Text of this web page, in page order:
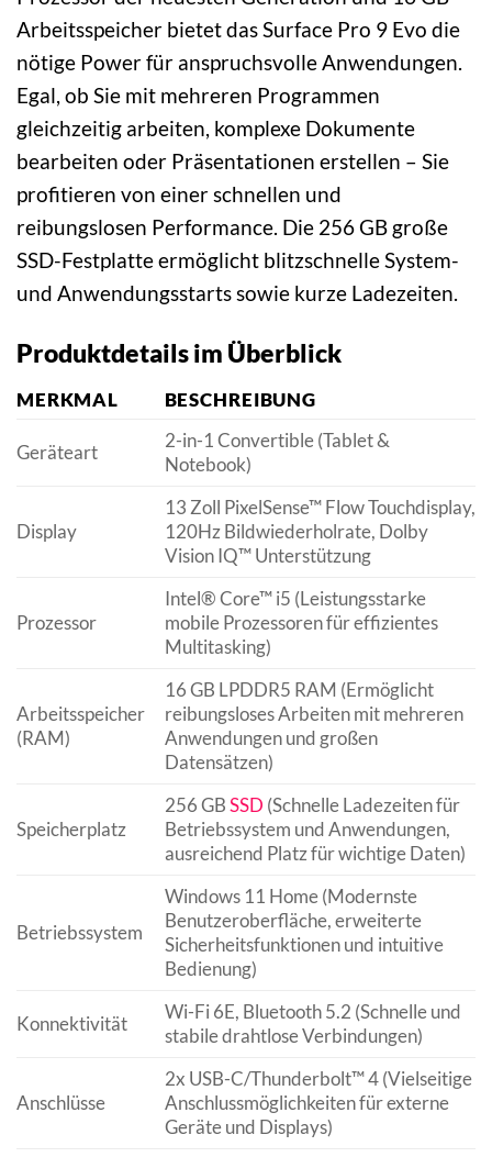
Arbeitsspeicher bietet das Surface Pro 9 Evo die
nötige Power für anspruchsvolle Anwendungen.
Egal, ob Sie mit mehreren Programmen
gleichzeitig arbeiten, komplexe Dokumente
bearbeiten oder Präsentationen erstellen – Sie
profitieren von einer schnellen und
reibungslosen Performance. Die 256 GB große
SSD-Festplatte ermöglicht blitzschnelle System-
und Anwendungsstarts sowie kurze Ladezeiten.
Produktdetails im Überblick
MERKMAL BESCHREIBUNG
Geräteart
2-in-1 Convertible (Tablet &
Notebook)
Display
13 Zoll PixelSense™ Flow Touchdisplay,
120Hz Bildwiederholrate, Dolby
Vision IQ™ Unterstützung
Prozessor
Intel® Core™ i5 (Leistungsstarke
mobile Prozessoren für effizientes
Multitasking)
Arbeitsspeicher
(RAM)
16 GB LPDDR5 RAM (Ermöglicht
reibungsloses Arbeiten mit mehreren
Anwendungen und großen
Datensätzen)
Speicherplatz
256 GBSSD (Schnelle Ladezeiten für
Betriebssystem und Anwendungen,
ausreichend Platz für wichtige Daten)
Betriebssystem
Windows 11 Home (Modernste
Benutzeroberfläche, erweiterte
Sicherheitsfunktionen und intuitive
Bedienung)
Konnektivität
Wi-Fi 6E, Bluetooth 5.2 (Schnelle und
stabile drahtlose Verbindungen)
Anschlüsse
2x USB-C/Thunderbolt™ 4 (Vielseitige
Anschlussmöglichkeiten für externe
Geräte und Displays)